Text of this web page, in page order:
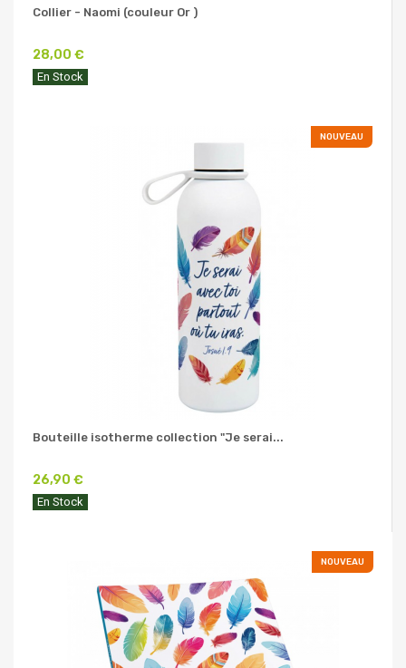
Collier - Naomi (couleur Or )
28,00 €
En Stock
NOUVEAU
Bouteille isotherme collection "Je serai...
26,90 €
En Stock
NOUVEAU